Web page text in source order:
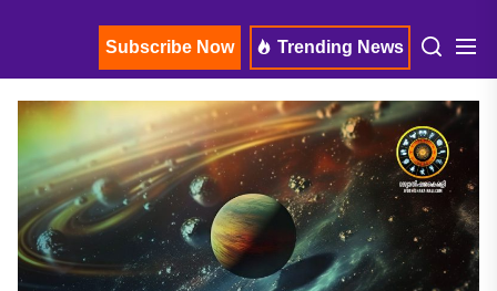
Subscribe Now Trending News